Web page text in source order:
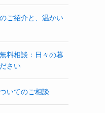
ご紹介と、温かい
料相談：日々の暮
さい
いてのご相談